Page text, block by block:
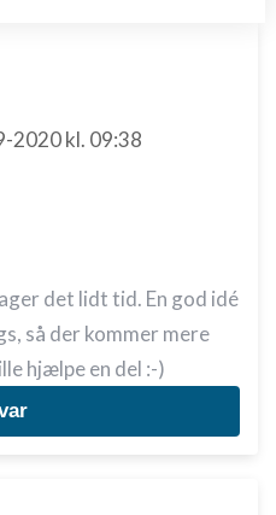
2020kl. 09:38
det lidt tid. En god idé
så der kommer mere
hjælpe en del :-)
til at vælge
indhold
fra forskellige